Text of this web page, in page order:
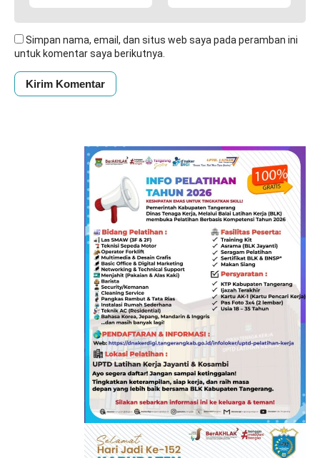
Simpan nama, email, dan situs web saya pada peramban ini
untuk komentar saya berikutnya.